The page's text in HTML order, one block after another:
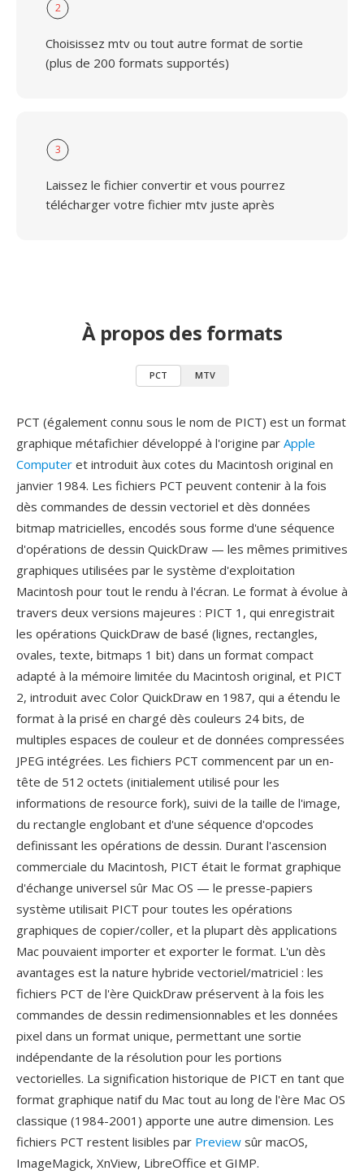
2
Choisissez mtv ou tout autre format de sortie
(plus de 200 formats supportés)
3
Laissez le fichier convertir et vous pourrez
télécharger votre fichier mtv juste après
À propos des formats
PCT MTV
PCT (également connu sous le nom de PICT) est un format
graphique métafichier développé à l'origine par Apple
Computer et introduit àux cotes du Macintosh original en
janvier 1984. Les fichiers PCT peuvent contenir à la fois
dès commandes de dessin vectoriel et dès données
bitmap matricielles, encodés sous forme d'une séquence
d'opérations de dessin QuickDraw — les mêmes primitives
graphiques utilisées par le système d'exploitation
Macintosh pour tout le rendu à l'écran. Le format à évolue à
travers deux versions majeures : PICT 1, qui enregistrait
les opérations QuickDraw de basé (lignes, rectangles,
ovales, texte, bitmaps 1 bit) dans un format compact
adapté à la mémoire limitée du Macintosh original, et PICT
2, introduit avec Color QuickDraw en 1987, qui a étendu le
format à la prisé en chargé dès couleurs 24 bits, de
multiples espaces de couleur et de données compressées
JPEG intégrées. Les fichiers PCT commencent par un en-
tête de 512 octets (initialement utilisé pour les
informations de resource fork), suivi de la taille de l'image,
du rectangle englobant et d'une séquence d'opcodes
definissant les opérations de dessin. Durant l'ascension
commerciale du Macintosh, PICT était le format graphique
d'échange universel sûr Mac OS — le presse-papiers
système utilisait PICT pour toutes les opérations
graphiques de copier/coller, et la plupart dès applications
Mac pouvaient importer et exporter le format. L'un dès
avantages est la nature hybride vectoriel/matriciel : les
fichiers PCT de l'ère QuickDraw préservent à la fois les
commandes de dessin redimensionnables et les données
pixel dans un format unique, permettant une sortie
indépendante de la résolution pour les portions
vectorielles. La signification historique de PICT en tant que
format graphique natif du Mac tout au long de l'ère Mac OS
classique (1984-2001) apporte une autre dimension. Les
fichiers PCT restent lisibles par Preview sûr macOS,
ImageMagick, XnView, LibreOffice et GIMP.